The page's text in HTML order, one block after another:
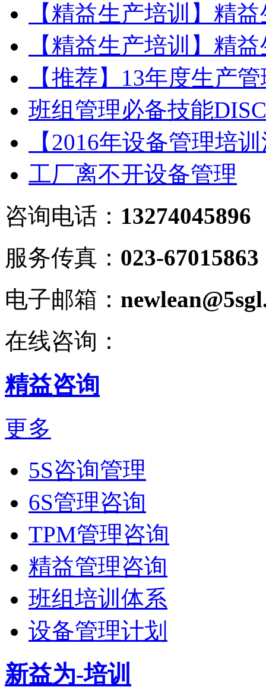
【精益生产培训】精
【精益生产培训】精
【推荐】13年度生产
班组管理必备技能DISC
【2016年设备管理培
工厂离不开设备管理
咨询电话： 13274045896
服务传真： 023-67015863
电子邮箱：
在线咨询：
精益咨询
更多
5S咨询管理
6S管理咨询
TPM管理咨询
精益管理咨询
班组培训体系
设备管理计划
新益为-培训